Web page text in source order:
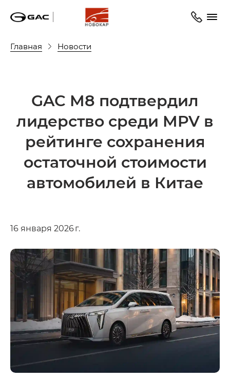
Главная Новости
GAC M8 подтвердил
лидерство среди MPV в
рейтинге сохранения
остаточной стоимости
автомобилей в Китае
16 января 2026 г.